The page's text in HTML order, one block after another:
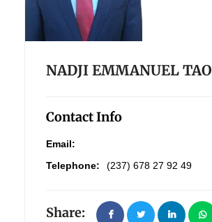
NADJI EMMANUEL TAO
Contact Info
Email:
Telephone:
(237) 678 27 92 49
Share: